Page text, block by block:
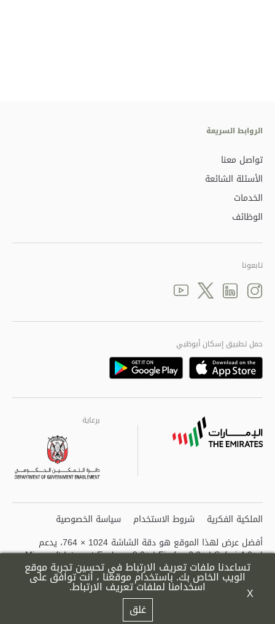
الروابط السريعة
تواصل معنا
الأسئلة الشائعة
الخدمات
الوظائف
تابعونا
instagram
linkedin
Twitter
Youtube
حمل تطبيق إسكان أبوظبي
Appstore
Playstore
برعاية
برعاية
أفضل عرض لهذا الموقع هو دقة الشاشة 1024 × 764، يدعم
Microsoft Internet Explorer 9.0+ | Firefox 2.0+ | Safari 4.0+ |
Opera 6.0+ | Chrome
الملكية الفكرية شروط الاستخدام سياسة الخصوصية
X
تساعدنا ملفات تعريف الارتباط في تحسين تجربة موقع
الويب الخاص بك. باستخدام موقعنا ، أنت توافق على
اسخدامنا لملفات تعريف الارتباط.
غلق